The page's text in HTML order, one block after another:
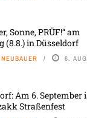
Sonne, PRÜF!“ am
(8.8.) in Düsseldorf
6.
Am 6. September
Straßenfest